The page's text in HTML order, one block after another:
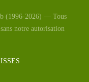
(1996-2026) — Tous
notre autorisation